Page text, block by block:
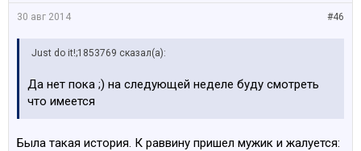
#46
30 авг 2014
Just do it!;1853769 сказал(а):
Да нет пока ;) на следующей неделе буду смотреть
что имеется
Была такая история. К раввину пришел мужик и жалуется: